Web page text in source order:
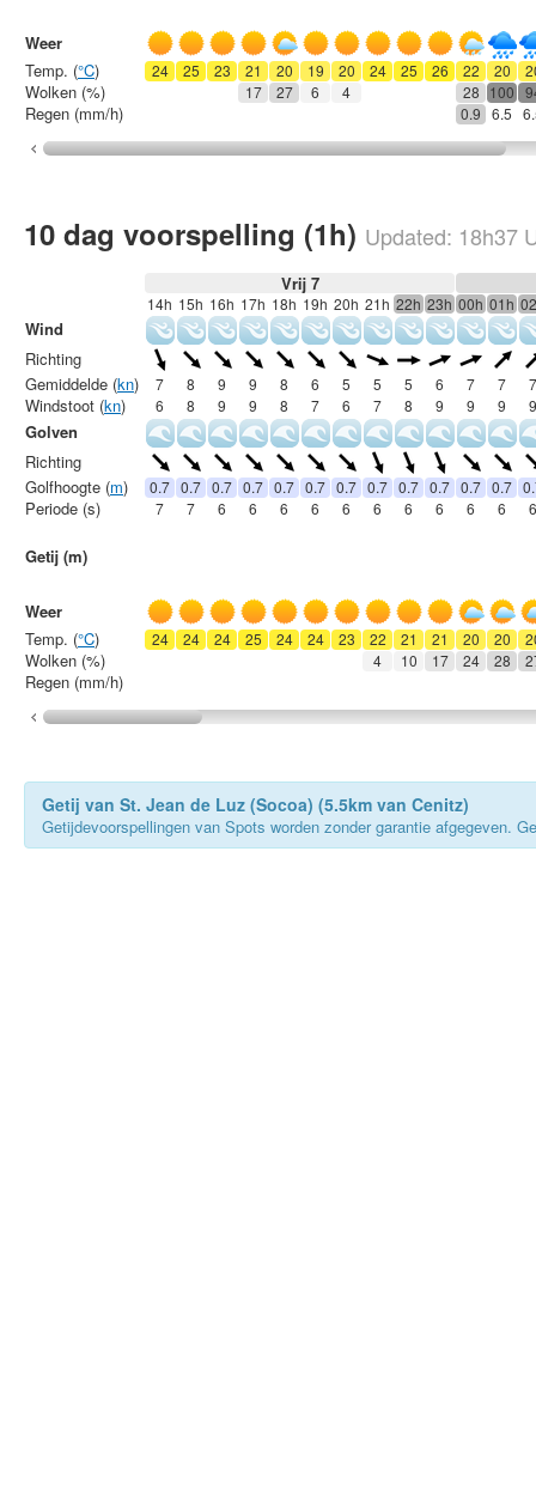
24 25 23 21 20 19 20 24 25 26 22 20
17
27 6 4 28 100
0.9 6.5
Weer
Temp. (°C)
Wolken (%)
Regen (mm/h)
10 dag voorspelling (1h) Updated: 18h37
Vrij 7
14h 15h 16h 17h 18h 19h 20h 21h 22h 23h 00h 01h
7 8 9 9 8 6 5 5 5 6 7 7
7
6
8 9 9 8 7 6 7 8 9 9 9 9
0.7 0.7 0.7 0.7 0.7 0.7 0.7 0.7 0.7 0.7 0.7 0.7
7
7 6 6 6 6 6 6 6 6 6 6 6
24 24 24 25 24 24 23 22 21 21 20 20
4
10 17 24 28
Wind
Richting
Gemiddelde (kn)
Windstoot (kn)
Golven
Richting
Golfhoogte (m)
Periode (s)
Getij (m)
Weer
Temp. (°C)
Wolken (%)
Regen (mm/h)
Getij van St. Jean de Luz (Socoa) (5.5km van Cenitz)
Getijdevoorspellingen van Spots worden zonder garantie afgegeven.